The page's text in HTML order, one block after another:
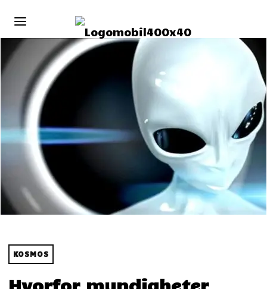
KOSMOS
Hvorfor myndigheter